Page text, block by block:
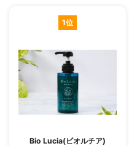
1位
Bio Lucia(ビオルチア)